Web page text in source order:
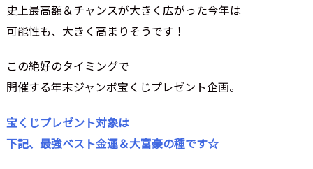
史上最高額＆チャンスが大きく広がった今年は
可能性も、大きく高まりそうです！
この絶好のタイミングで
開催する年末ジャンボ宝くじプレゼント企画。
宝くじプレゼント対象は
下記、最強ベスト金運＆大富豪の種です☆